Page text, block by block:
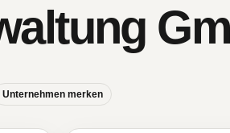
Unternehmen merken